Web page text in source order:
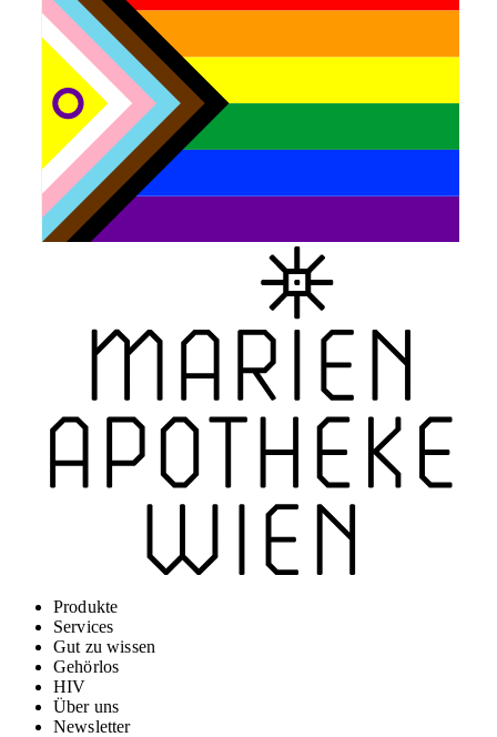
Produkte
Services
Gut zu wissen
Gehörlos
HIV
Über uns
Newsletter